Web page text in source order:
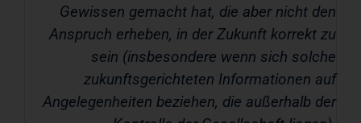
Gewissen gemacht hat, die aber nicht den
Anspruch erheben, in der Zukunft korrekt zu
sein (insbesondere wenn sich solche
zukunftsgerichteten Informationen auf
Angelegenheiten beziehen, die außerhalb der